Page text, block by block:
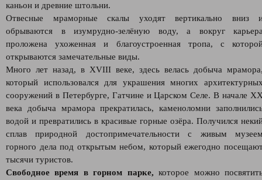
каньон и древние штольни.
Отвесные мраморные скалы уходят вертикально вниз
обрываются в изумрудно-зелёную воду, а вокруг
проложена ухоженная и благоустроенная тропа, с
открываются замечательные виды.
Много лет назад, в XVIII веке, здесь велась добыча
который использовался для украшения многих
сооружений в Петербурге, Гатчине и Царском Селе. В начале
века добыча мрамора прекратилась, каменоломни
водой и превратились в красивые горные озёра. Получился
сплав природной достопримечательности с живым
горного дела под открытым небом, который ежегодно
тысячи туристов.
Свободное время в горном парке, которое можно